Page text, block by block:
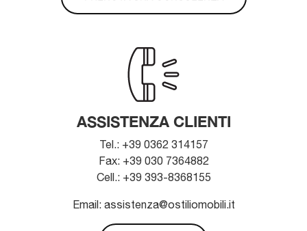
ASSISTENZA CLIENTI
Tel.: +39 0362 314157
Fax: +39 030 7364882
Cell.: +39 393-8368155
Email: assistenza@ostiliomobili.it